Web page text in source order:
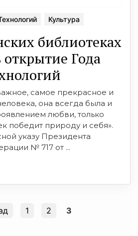
Культура
библиотеках
открытие Года
самое прекрасное и
она всегда была и
любви, только
победит природу и себя».
указу Президента
№ 717 от ...
1 2 3